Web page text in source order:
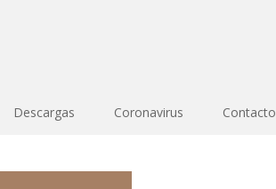
Descargas Coronavirus Contacto